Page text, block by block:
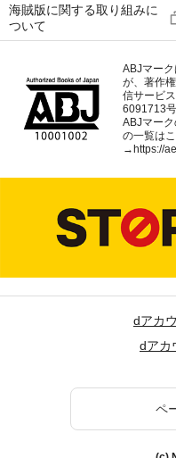
海賊版に関する取り組みに
ついて
ABJマー
が、著作
信サービ
6091713号
ABJマー
の一覧は
→https://
dアカ
dアカ
ペ